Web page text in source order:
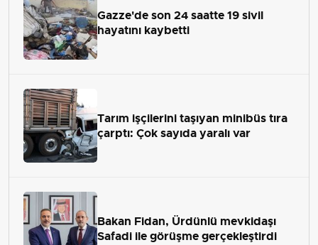
Gazze'de son 24 saatte 19 sivil
hayatını kaybetti
Tarım işçilerini taşıyan minibüs tıra
çarptı: Çok sayıda yaralı var
Bakan Fidan, Ürdünlü mevkidaşı
Safadi ile görüşme gerçekleştirdi